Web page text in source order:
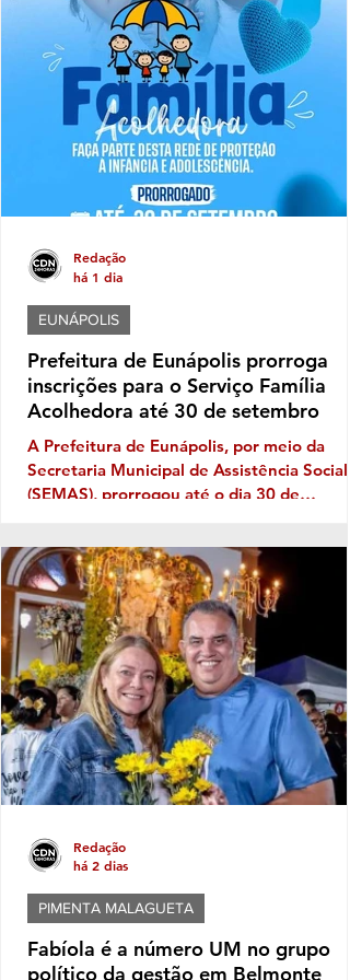
estrutura e participação das instituições.
Neste ano, o desfile terá como tema
de Todos os Povos: Equidade, Memória e
Resistência", propondo uma reflexão
diversidade que constitui a identidade
Prefeitura de Eunápolis prorroga
inscrições para o Serviço Família
Acolhedora até 30 de setembro
A Prefeitura de Eunápolis, por meio da
Secretaria Municipal de Assistência Social
(SEMAS), prorrogou até o dia 30 de
Família Acolhedora, iniciativa que busca
fortalecer a rede de proteção à infância e à
adolescência no município. O programa é
destinado a famílias e pessoas interessadas
em acolher temporariamente crianças e
adolescentes que, por determinação
precisaram ser afastados do convívio
de origem. Durante esse pe
EUNÁPOLIS
Redação
há 1 dia
Fabíola é a número UM no grupo
político da gestão em Belmonte
PIMENTA MALAGUETA
Redação
há 2 dias